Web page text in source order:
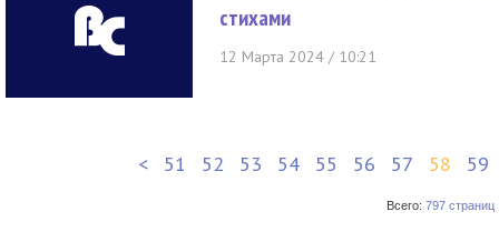
стихами
12 Марта 2024 / 10:21
< 51 52 53 54 55 56 57 58 59
Всего: 797 страниц